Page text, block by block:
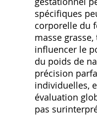
spécifiques
corporelle du
masse
influencer le
du poids de
précision
individuelles,
évaluation
pas